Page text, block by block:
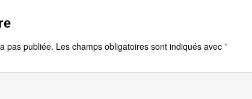
pas publiée. Les champs obligatoires sont indiqués avec *